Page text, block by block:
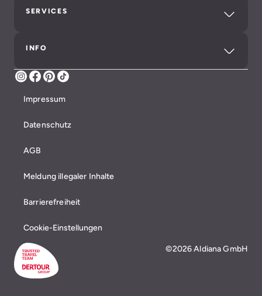
SERVICES
INFO
Instagram
Facebook
Pinterest
Impressum
Datenschutz
AGB
Meldung illegaler Inhalte
Barrierefreiheit
Cookie-Einstellungen
©2026 Aldiana GmbH